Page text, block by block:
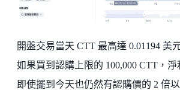
開盤交易當天 CTT 最高達 0.01194 美
如果買到認購上限的 100,000 CTT，
即使擺到今天也仍然有認購價的 2 倍